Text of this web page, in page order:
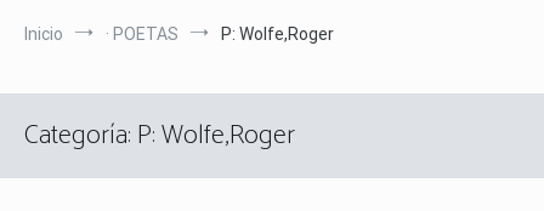
Inicio · POETAS P: Wolfe,Roger
Categoría:P: Wolfe,Roger